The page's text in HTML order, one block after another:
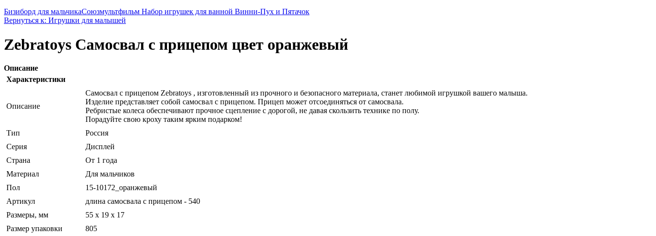
Бизиборд для мальчикаСоюзмультфильм Набор игрушек для ванной Винни-Пух и Пятачок
Вернуться к: Игрушки для малышей
Zebratoys Самосвал с прицепом цвет оранжевый
Описание
Характеристики
Описание
Самосвал с прицепом Zebratoys , изготовленный из прочного и безопасного материала, станет любимой игрушкой вашего малыша.
Изделие представляет собой самосвал с прицепом. Прицеп может отсоединяться от самосвала.
Ребристые колеса обеспечивают прочное сцепление с дорогой, не давая скользить технике по полу.
Порадуйте свою кроху таким ярким подарком!
Тип
Россия
Серия
Дисплей
Страна
От 1 года
Материал
Для мальчиков
Пол
15-10172_оранжевый
Артикул
длина самосвала с прицепом - 540
Размеры, мм
55 x 19 x 17
Размер упаковки
805